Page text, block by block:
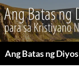
Ang Batas ng Diyos